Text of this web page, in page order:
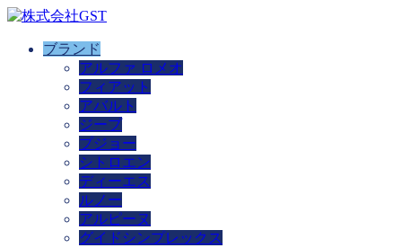
ブランド
アルファ ロメオ
フィアット
アバルト
ジープ
プジョー
シトロエン
ディーエス
ルノー
アルピーヌ
グイドシンプレックス